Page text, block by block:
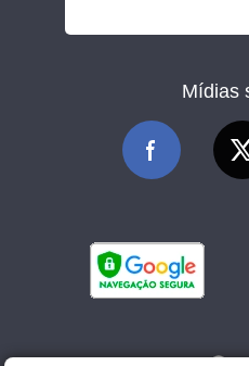
Mídias